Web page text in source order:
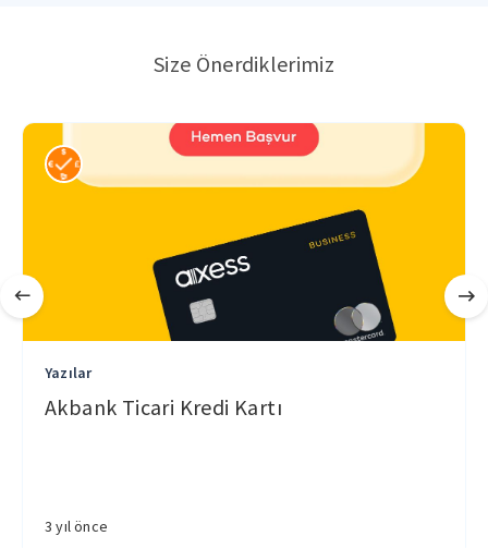
Size Önerdiklerimiz
Yazılar
Akbank Ticari Kredi Kartı
3 yıl önce